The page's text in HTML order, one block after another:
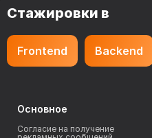
Стажировки в
Frontend Backend
Основное
Согласие на получение